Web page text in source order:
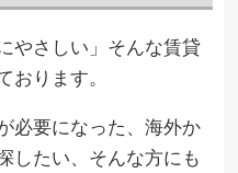
やさしい」そんな賃貸
ります。
必要になった、海外か
したい、そんな方にも